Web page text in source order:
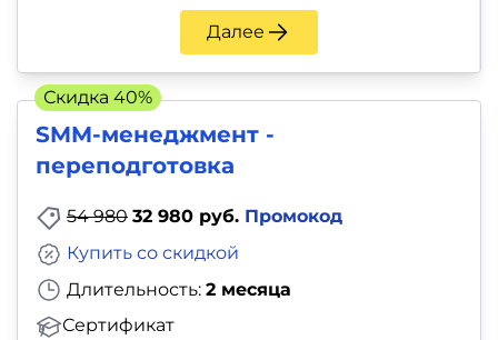
Далее
SMM-менеджмент -
переподготовка
54 980 32 980 руб. Промокод
Длительность: 2 месяца
Сертификат
Купить со скидкой
Скидка 40%